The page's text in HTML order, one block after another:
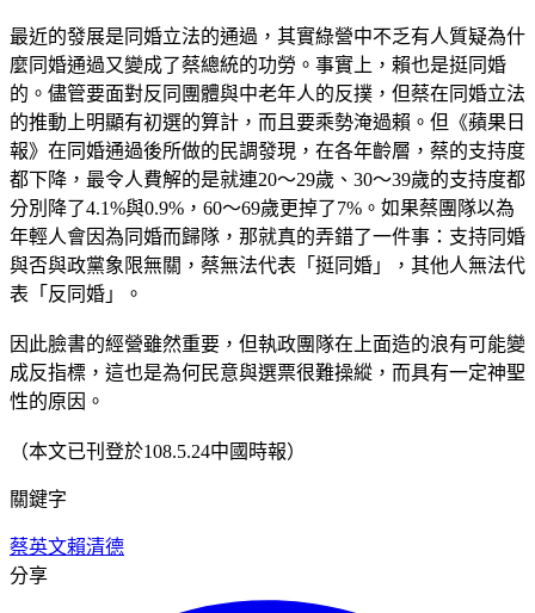
最近的發展是同婚立法的通過，其實綠營中不乏有人質疑為什
麼同婚通過又變成了蔡總統的功勞。事實上，賴也是挺同婚
的。儘管要面對反同團體與中老年人的反撲，但蔡在同婚立法
的推動上明顯有初選的算計，而且要乘勢淹過賴。但《蘋果日
報》在同婚通過後所做的民調發現，在各年齡層，蔡的支持度
都下降，最令人費解的是就連20～29歲、30～39歲的支持度都
分別降了4.1%與0.9%，60～69歲更掉了7%。如果蔡團隊以為
年輕人會因為同婚而歸隊，那就真的弄錯了一件事：支持同婚
與否與政黨象限無關，蔡無法代表「挺同婚」，其他人無法代
表「反同婚」。
因此臉書的經營雖然重要，但執政團隊在上面造的浪有可能變
成反指標，這也是為何民意與選票很難操縱，而具有一定神聖
性的原因。
（本文已刊登於108.5.24中國時報）
關鍵字
蔡英文賴清德
分享